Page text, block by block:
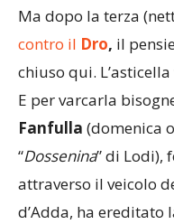
Ma dopo la terza
contro il Dro, il
chiuso qui.
E per varcarla
Fanfulla (domenica
“Dossenina” di Lodi),
attraverso il veicolo
d’Adda, ha ereditato